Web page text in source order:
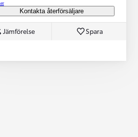
Kontakta återförsäljare
Jämförelse Spara